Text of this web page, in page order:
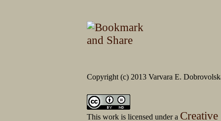
Copyright (c) 2013 Varvara E.
This work is licensed under a